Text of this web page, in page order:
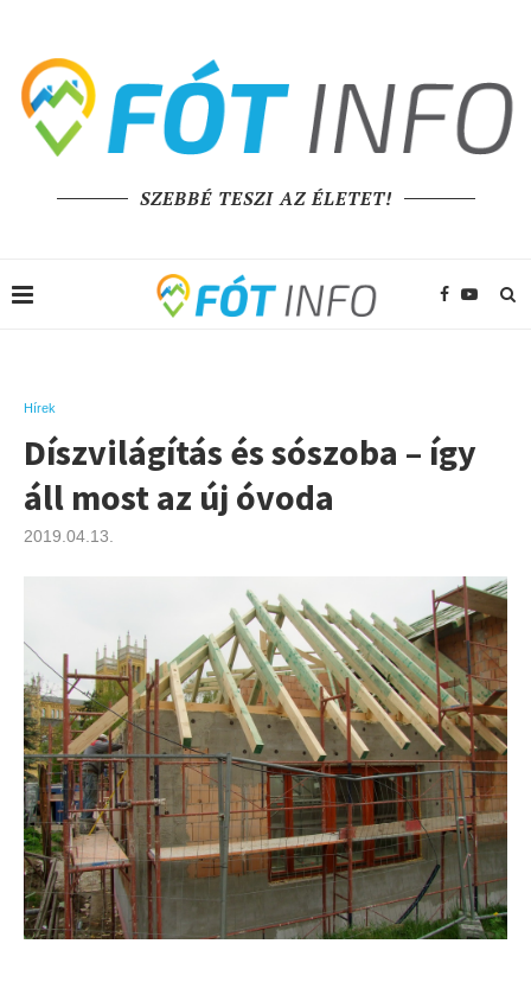
SZEBBÉ TESZI AZ ÉLETET!
Hírek
Díszvilágítás és sószoba – így
áll most az új óvoda
2019.04.13.